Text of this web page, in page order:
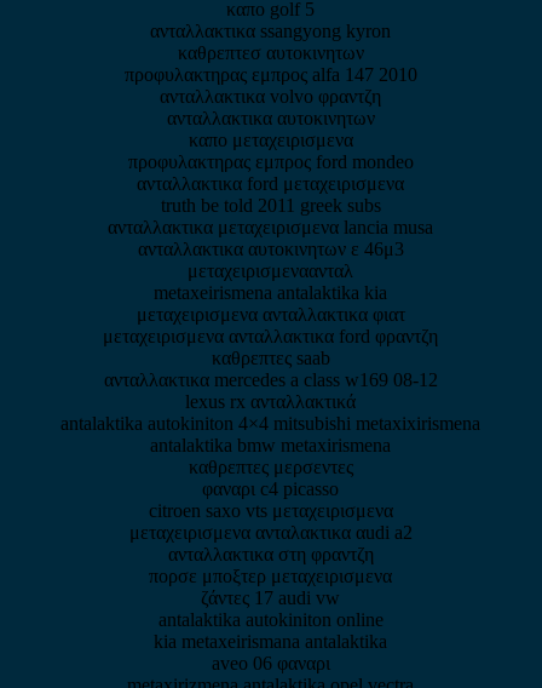
καπο golf 5
ανταλλακτικα ssangyong kyron
καθρεπτεσ αυτοκινητων
προφυλακτηρας εμπρος alfa 147 2010
ανταλλακτικα volvo φραντζη
ανταλλακτικα αυτοκινητων
καπο μεταχειρισμενα
προφυλακτηρας εμπρος ford mondeo
ανταλλακτικα ford μεταχειρισμενα
truth be told 2011 greek subs
ανταλλακτικα μεταχειρισμενα lancia musa
ανταλλακτικα αυτοκινητων ε 46μ3
μεταχειρισμεναανταλ
metaxeirismena antalaktika kia
μεταχειρισμενα ανταλλακτικα φιατ
μεταχειρισμενα ανταλλακτικα ford φραντζη
καθρεπτες saab
ανταλλακτικα mercedes a class w169 08-12
lexus rx ανταλλακτικά
antalaktika autokiniton 4×4 mitsubishi metaxixirismena
antalaktika bmw metaxirismena
καθρεπτες μερσεντες
φαναρι c4 picasso
citroen saxo vts μεταχειρισμενα
μεταχειρισμενα ανταλακτικα αudi a2
ανταλλακτικα στη φραντζη
πορσε μποξτερ μεταχειρισμενα
ζάντες 17 audi vw
antalaktika autokiniton online
kia metaxeirismana antalaktika
aveo 06 φαναρι